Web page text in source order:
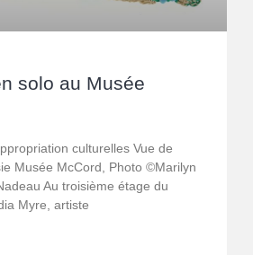
solo au Musée
culturelles Vue de
Musée McCord, Photo ©Marilyn
Au troisième étage du
Myre, artiste